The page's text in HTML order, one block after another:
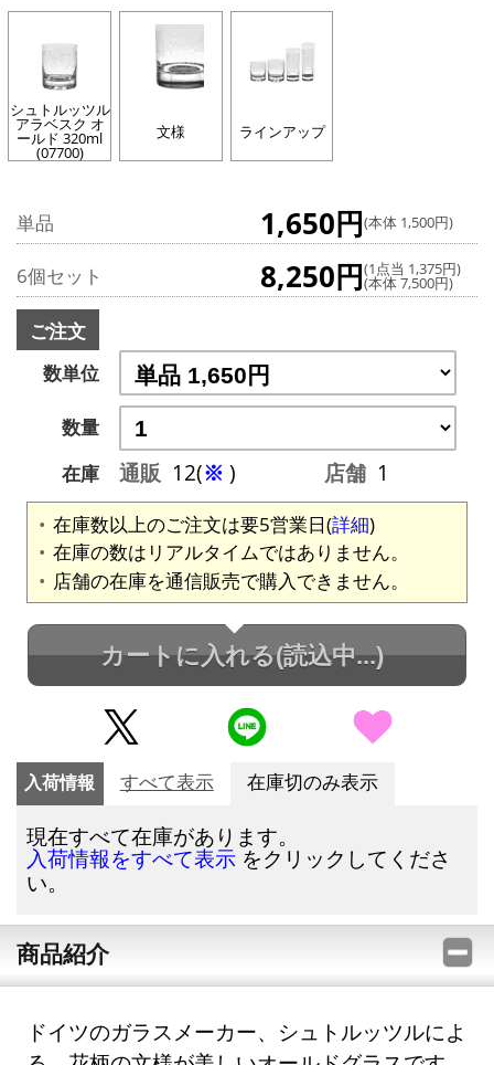
シュトルッツル
アラベスク オ
ールド 320ml
(07700)
文様 ラインアップ
単品 1,650円(本体 1,500円)
6個セット 8,250円(1点当 1,375円)
(本体 7,500円)
ご注文
数単位
数量
在庫
通販 12(※ ) 店舗 1
在庫数以上のご注文は要5営業日(詳細)
在庫の数はリアルタイムではありません。
店舗の在庫を通信販売で購入できません。
カートに入れる(読込中...)
入荷情報 すべて表示 在庫切のみ表示
現在すべて在庫があります。
入荷情報をすべて表示 をクリックしてくださ
い。
商品紹介
ドイツのガラスメーカー、シュトルッツルによ